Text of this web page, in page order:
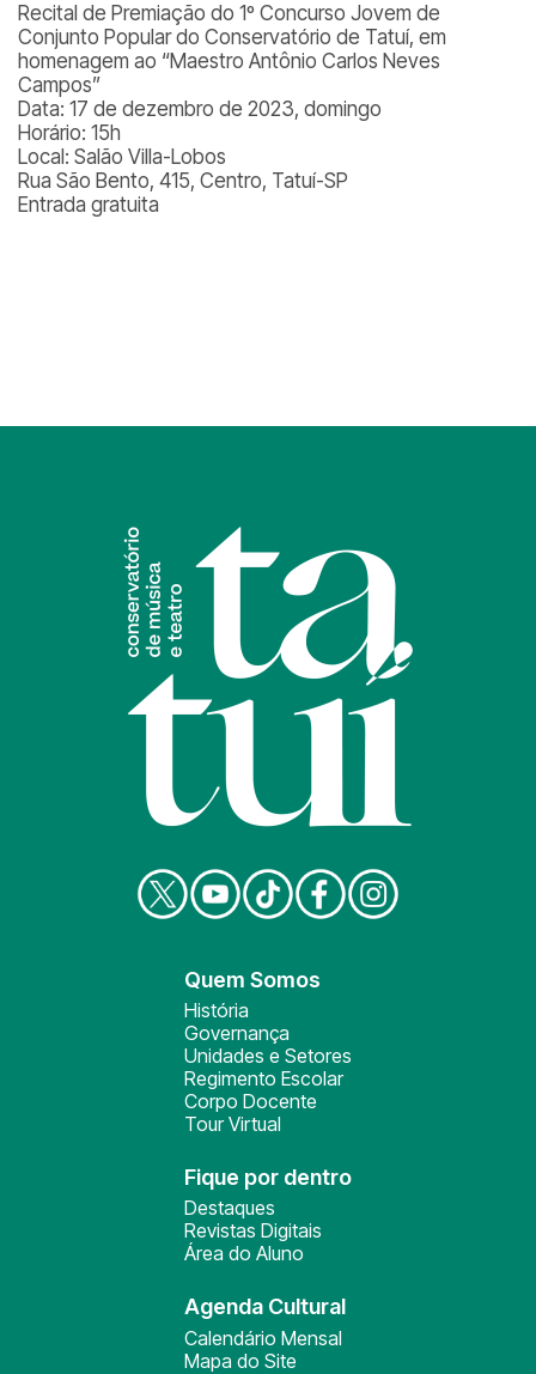
Recital de Premiação do 1º Concurso Jovem de
Conjunto Popular do Conservatório de Tatuí, em
homenagem ao “Maestro Antônio Carlos Neves
Campos”
Data: 17 de dezembro de 2023, domingo
Horário: 15h
Local: Salão Villa-Lobos
Rua São Bento, 415, Centro, Tatuí-SP
Entrada gratuita
Quem Somos
História
Governança
Unidades e Setores
Regimento Escolar
Corpo Docente
Tour Virtual
Fique por dentro
Destaques
Revistas Digitais
Área do Aluno
Agenda Cultural
Calendário Mensal
Mapa do Site